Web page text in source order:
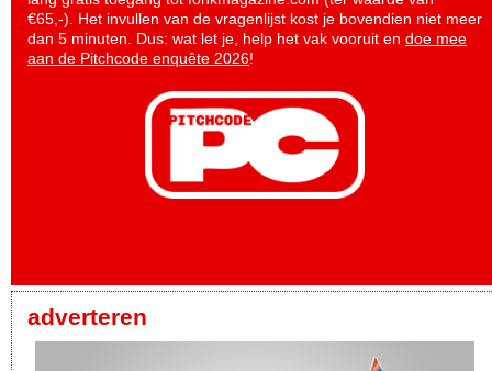
€65,-). Het invullen van de vragenlijst kost je bovendien niet meer
dan 5 minuten. Dus: wat let je, help het vak vooruit en doe mee
aan de Pitchcode enquête 2026!
adverteren